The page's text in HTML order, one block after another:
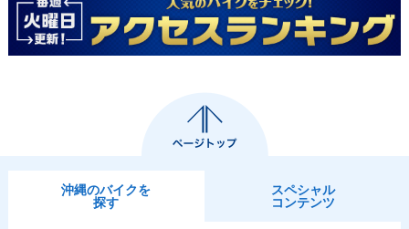
沖縄のバイクを
探す
スペシャル
コンテンツ